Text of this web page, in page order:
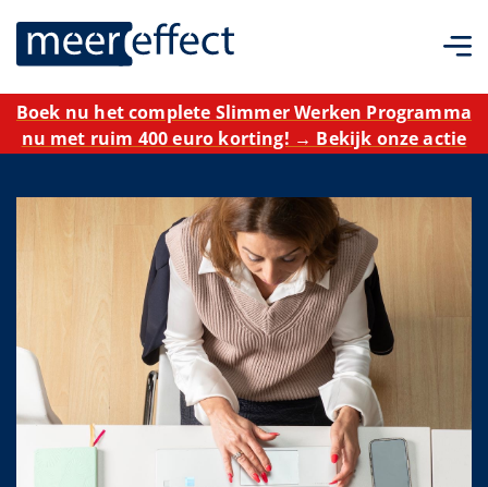
Boek nu het complete Slimmer Werken Programma
nu met ruim 400 euro korting! → Bekijk onze actie